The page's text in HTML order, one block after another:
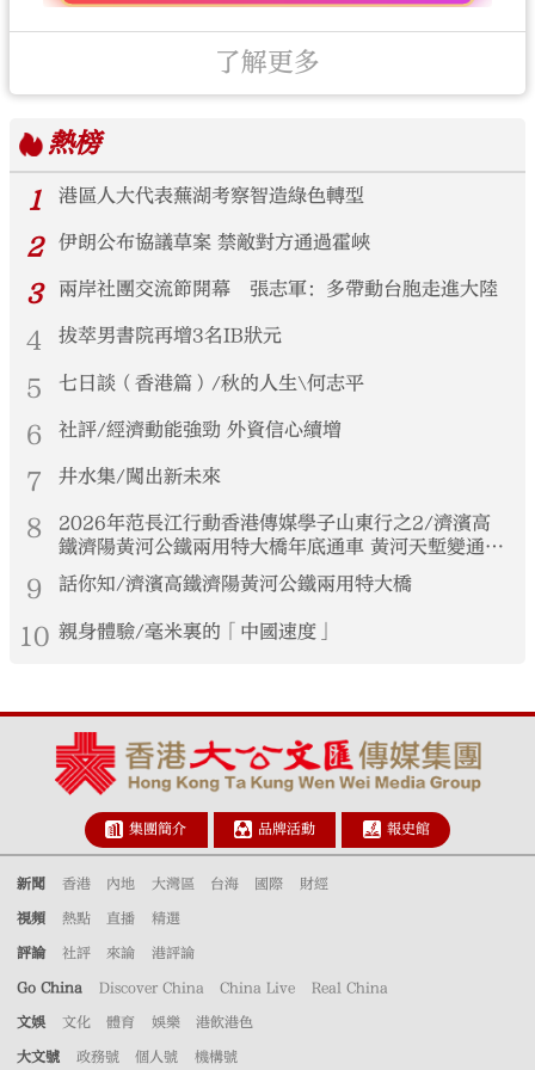
了解更多
熱榜
1
港區人大代表蕪湖考察智造綠色轉型
2 伊朗公布協議草案 禁敵對方通過霍峽
3 兩岸社團交流節開幕 張志軍：多帶動台胞走進大陸
4 拔萃男書院再增3名IB狀元
5 七日談（香港篇）/秋的人生\何志平
6 社評/經濟動能強勁 外資信心續增
7 井水集/闖出新未來
8
2026年范長江行動香港傳媒學子山東行之2/濟濱高
鐵濟陽黃河公鐵兩用特大橋年底通車 黃河天塹變通途
港生見證大國基建實力
9 話你知/濟濱高鐵濟陽黃河公鐵兩用特大橋
10 親身體驗/毫米裏的「中國速度」
集團簡介 品牌活動 報史館
新聞 香港 內地 大灣區 台海 國際 財經
視頻 熱點 直播 精選
評論 社評 來論 港評論
Go China Discover China China Live Real China
文娛 文化 體育 娛樂 港飲港色
大文號 政務號 個人號 機構號